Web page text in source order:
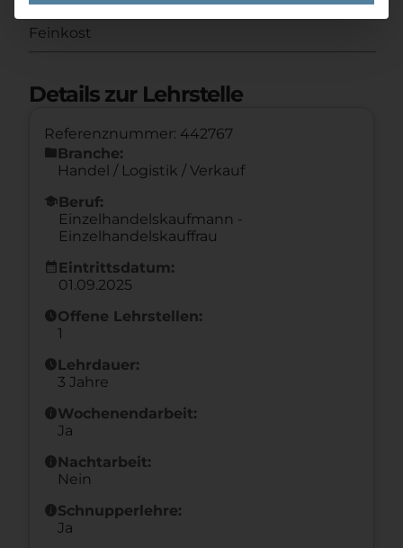
Einzelhandelskauffrau/-mann mit Schwerpunkt
Feinkost
Details zur Lehrstelle
Referenznummer: 442767
folderBranche:
Handel / Logistik / Verkauf
schoolBeruf:
Einzelhandelskaufmann -
Einzelhandelskauffrau
calendar_month Eintrittsdatum:
01.09.2025
scheduleOffene Lehrstellen:
1
scheduleLehrdauer:
3 Jahre
infoWochenendarbeit:
Ja
infoNachtarbeit:
Nein
infoSchnupperlehre:
Ja